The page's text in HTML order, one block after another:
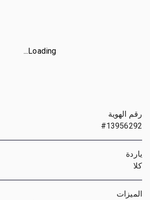
Loading...
رقم الهوية
#13956292
ياردة
كلا
الميزات